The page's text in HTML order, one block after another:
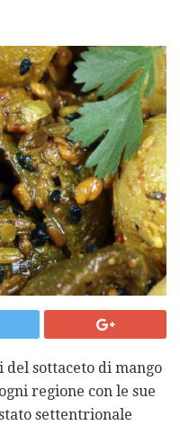
sottaceto di mango
regione con le sue
settentrionale